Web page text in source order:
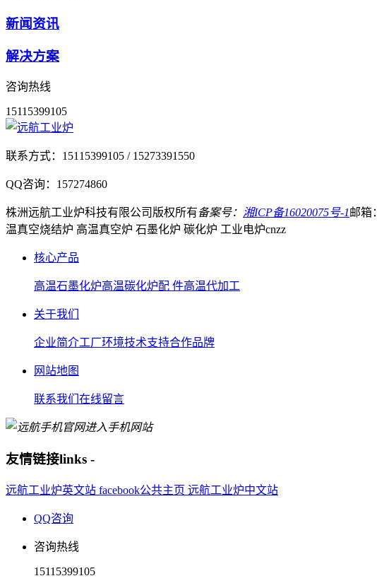
新闻资讯
解决方案
咨询热线
15115399105
联系方式： 15115399105 / 15273391550
QQ咨询： 157274860
株洲远航工业炉科技有限公司 版权所有备案号： 湘ICP备16020075号-1邮箱
温真空烧结炉 高温真空炉 石墨化炉 碳化炉 工业电炉cnzz
核心产品
高温石墨化炉高温碳化炉配 件高温代加工
关于我们
企业简介工厂环境技术支持合作品牌
网站地图
联系我们 在线留言
进入手机网站
友情链接links -
远航工业炉英文站 facebook公共主页 远航工业炉中文站
QQ咨询
咨询热线
15115399105